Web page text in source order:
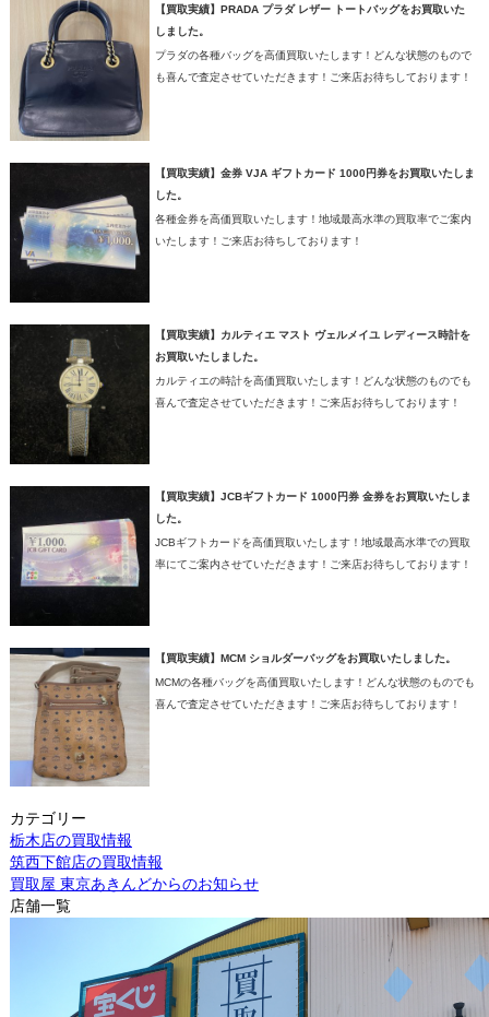
【買取実績】PRADA プラダ レザー トートバッグをお買取いた
しました。
プラダの各種バッグを高価買取いたします！どんな状態のもので
も喜んで査定させていただきます！ご来店お待ちしております！
【買取実績】金券 VJA ギフトカード 1000円券をお買取いたしま
した。
各種金券を高価買取いたします！地域最高水準の買取率でご案内
いたします！ご来店お待ちしております！
【買取実績】カルティエ マスト ヴェルメイユ レディース時計を
お買取いたしました。
カルティエの時計を高価買取いたします！どんな状態のものでも
喜んで査定させていただきます！ご来店お待ちしております！
【買取実績】JCBギフトカード 1000円券 金券をお買取いたしま
した。
JCBギフトカードを高価買取いたします！地域最高水準での買取
率にてご案内させていただきます！ご来店お待ちしております！
【買取実績】MCM ショルダーバッグをお買取いたしました。
MCMの各種バッグを高価買取いたします！どんな状態のものでも
喜んで査定させていただきます！ご来店お待ちしております！
カテゴリー
栃木店の買取情報
筑西下館店の買取情報
買取屋 東京あきんどからのお知らせ
店舗一覧